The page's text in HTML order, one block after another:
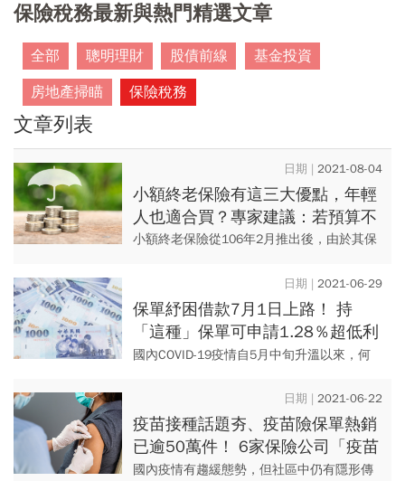
保險稅務最新與熱門精選文章
全部 聰明理財 股債前線
基金投資
房地產掃瞄
保險稅務
文章列表
2021-08-04
小額終老保險有這三大優點，年輕
人也適合買？專家建議：若預算不
足，先從「定期險」補足保障
小額終老保險從106年2月推出後，由於其保
民眾喜愛，甚至已成為高齡長者欲投保保險
時的熱門選擇之一。 ...
2021-06-29
保單紓困借款7月1日上路！ 持
「這種」保單可申請1.28％超低利
率、最高10萬元借款
國內COVID-19疫情自5月中旬升溫以來，何
明顯衝擊許多民眾的生計。 繼日前政府推出
勞工紓困貸...
2021-06-22
疫苗接種話題夯、疫苗險保單熱銷
已逾50萬件！ 6家保險公司「疫苗
保單」內容一次看
國內疫情有趨緩態勢，但社區中仍有隱形傳